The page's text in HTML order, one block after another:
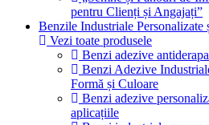
pentru Clienți și Angajați”
Benzile Industriale Personalizate
Vezi toate produsele
Benzi adezive
Benzi Adezive
Formă și Culoare
Benzi adezive
aplicațiile